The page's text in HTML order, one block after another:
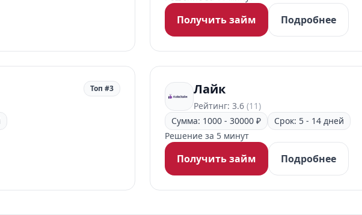
Получить займ Подробнее
Топ #3 Лайк
Рейтинг: 3.6 (11)
Сумма: 1000 - 30000 ₽
Срок: 5 - 14 дней
Решение за 5 минут
Получить займ Подробнее